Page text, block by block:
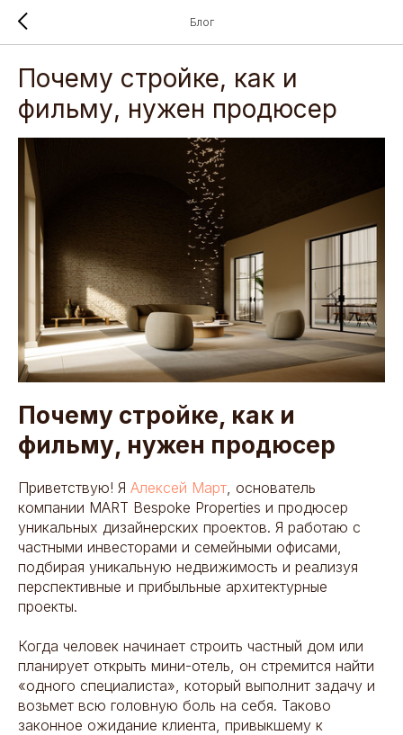
Блог
Почему стройке, как и
фильму, нужен продюсер
Почему стройке, как и
фильму, нужен продюсер
Приветствую! Я Алексей Март, основатель
компании MART Bespoke Properties и продюсер
уникальных дизайнерских проектов. Я работаю с
частными инвесторами и семейными офисами,
подбирая уникальную недвижимость и реализуя
перспективные и прибыльные архитектурные
проекты.
Когда человек начинает строить частный дом или
планирует открыть мини-отель, он стремится найти
«одного специалиста‎», который выполнит задачу и
возьмет всю головную боль на себя. Таково
законное ожидание клиента, привыкшему к